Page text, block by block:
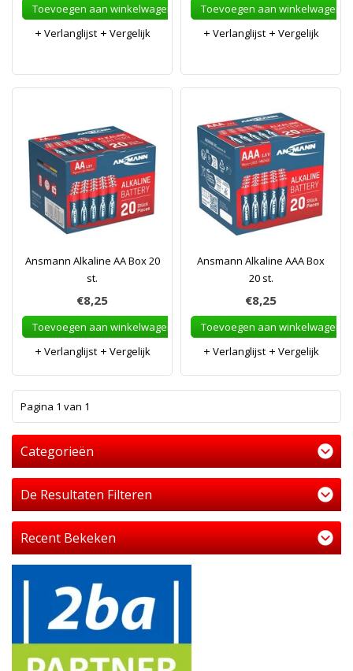
Toevoegen aan winkelwagen
Verlanglijst
Vergelijk
Toevoegen aan winkelwagen
Verlanglijst
Vergelijk
Ansmann Alkaline AA Box 20
st.
€8,25
Toevoegen aan winkelwagen
Verlanglijst
Vergelijk
Ansmann Alkaline AAA Box
20 st.
€8,25
Toevoegen aan winkelwagen
Verlanglijst
Vergelijk
Pagina 1 van 1
Categorieën
De Resultaten Filteren
Recent Bekeken